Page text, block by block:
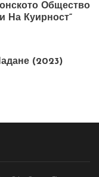
Общество
На Куирност“
(2023)